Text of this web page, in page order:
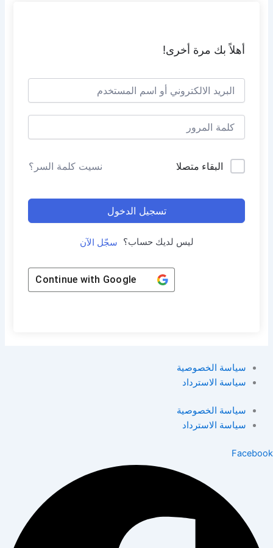
أهلاً بك مرة أخرى!
البقاء متصلا نسيت كلمة السر؟
تسجيل الدخول
ليس لديك حساب؟ سجّل الآن
Continue with Google
سياسة الخصوصية
سياسة الاسترداد
سياسة الخصوصية
سياسة الاسترداد
Facebook